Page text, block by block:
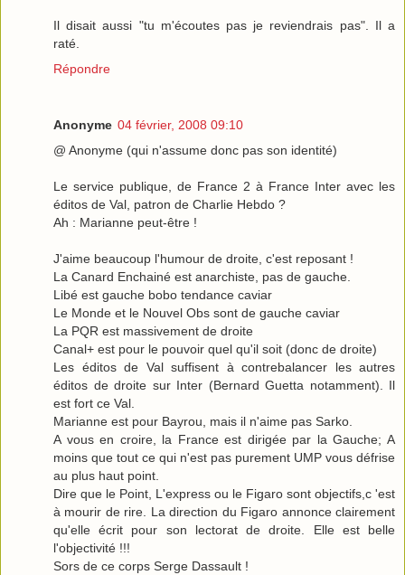
Il disait aussi "tu m'écoutes pas je reviendrais pas". Il a
raté.
Répondre
Anonyme 04 février, 2008 09:10
@ Anonyme (qui n'assume donc pas son identité)
Le service publique, de France 2 à France Inter avec les
éditos de Val, patron de Charlie Hebdo ?
Ah : Marianne peut-être !
J'aime beaucoup l'humour de droite, c'est reposant !
La Canard Enchainé est anarchiste, pas de gauche.
Libé est gauche bobo tendance caviar
Le Monde et le Nouvel Obs sont de gauche caviar
La PQR est massivement de droite
Canal+ est pour le pouvoir quel qu'il soit (donc de droite)
Les éditos de Val suffisent à contrebalancer les autres
éditos de droite sur Inter (Bernard Guetta notamment). Il
est fort ce Val.
Marianne est pour Bayrou, mais il n'aime pas Sarko.
A vous en croire, la France est dirigée par la Gauche; A
moins que tout ce qui n'est pas purement UMP vous défrise
au plus haut point.
Dire que le Point, L'express ou le Figaro sont objectifs,c 'est
à mourir de rire. La direction du Figaro annonce clairement
qu'elle écrit pour son lectorat de droite. Elle est belle
l'objectivité !!!
Sors de ce corps Serge Dassault !